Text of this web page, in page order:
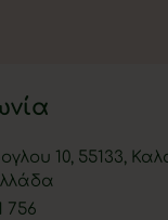
10, 55133,
756